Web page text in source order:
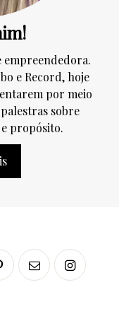
empreendedora.
e Record, hoje
por meio
sobre
propósito.